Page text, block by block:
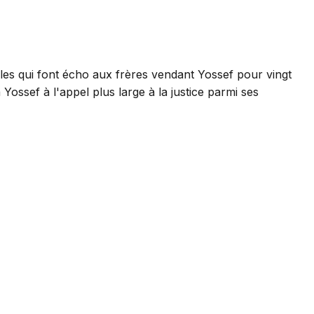
qui font écho aux frères vendant Yossef pour vingt
à l'appel plus large à la justice parmi ses